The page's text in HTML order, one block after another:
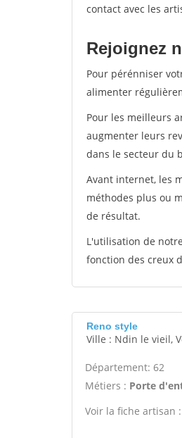
contact avec les
Rejoignez
Pour pérénniser
alimenter
Pour les meilleurs
augmenter leurs
dans le secteur du
Avant internet, les
méthodes plus ou
de résultat.
L'utilisation de
fonction des creux
Reno style
Ville : Ndin le vieil,
Département: 62
Métiers : Porte
Voir la fiche artisan :